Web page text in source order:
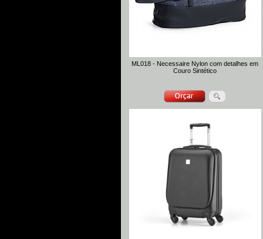
ML018 - Necessaire Nylon com detalhes em
Couro Sintético